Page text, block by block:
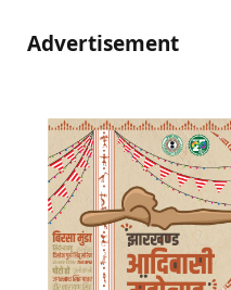
Advertisement